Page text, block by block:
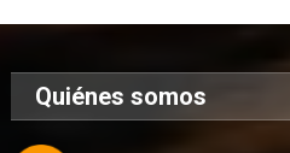
Quiénes somos